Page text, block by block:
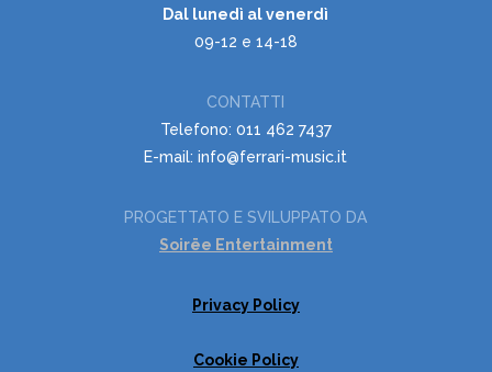
Dal lunedì al venerdì
09-12 e 14-18
CONTATTI
Telefono: 011 462 7437
E-mail: info@ferrari-music.it
PROGETTATO E SVILUPPATO DA
Soirëe Entertainment
Privacy Policy
Cookie Policy